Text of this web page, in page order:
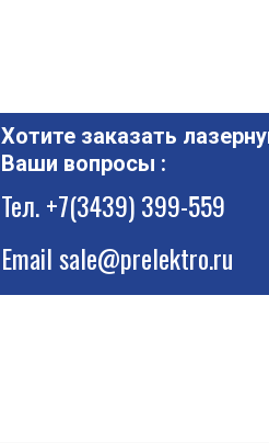
Хотите заказать
Ваши вопросы :
Тел.+7(3439) 399-559
Emailsale@prelektro.ru